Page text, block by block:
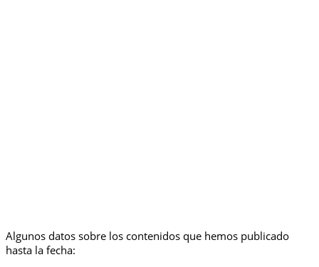
Algunos datos sobre los contenidos que hemos publicado
hasta la fecha: